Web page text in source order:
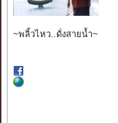
~พลิ้วไหว..ดั่งสายน้ำ~